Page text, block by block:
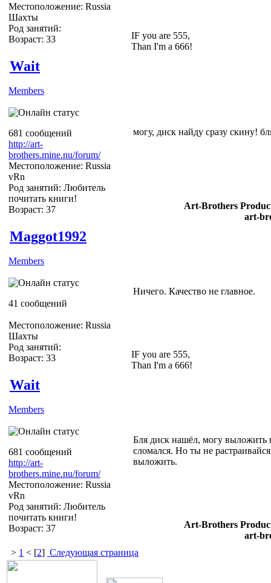
Местоположение: Russia
Шахты
Род занятий:
Возраст: 33
IF you are 555,
Than I'm a 666!
Wait
Members
681 сообщений
http://art-
brothers.mine.nu/forum/
Местоположение: Russia
vRn
Род занятий: Любитель
почитать книги!
Возраст: 37
могу, диск найду сразу скину!
Art-Brothers
art-
Maggot1992
Members
41 сообщений
Местоположение: Russia
Шахты
Род занятий:
Возраст: 33
Ничего. Качество не главное.
IF you are 555,
Than I'm a 666!
Wait
Members
681 сообщений
http://art-
brothers.mine.nu/forum/
Местоположение: Russia
vRn
Род занятий: Любитель
почитать книги!
Возраст: 37
Бля диск нашёл, могу выложить
сломался. Но ты не
выложить.
Art-Brothers
art-
> 1 < [2] Следующая страница